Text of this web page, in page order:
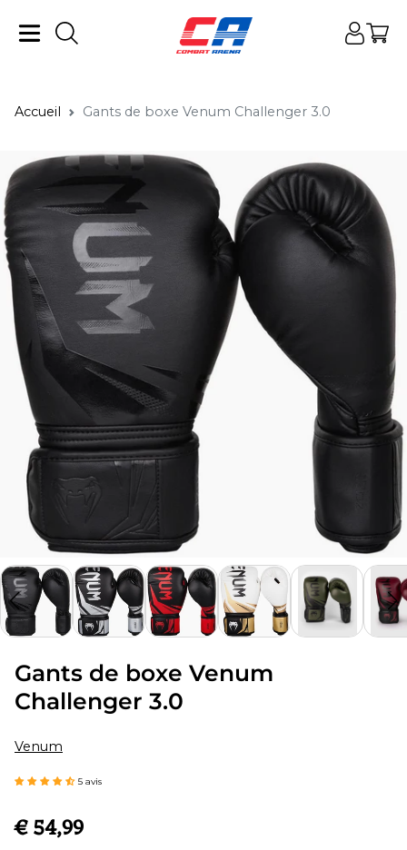
Accueil Gants de boxe Venum Challenger 3.0
Gants de boxe Venum
Challenger 3.0
Venum
5 avis
€ 54,99